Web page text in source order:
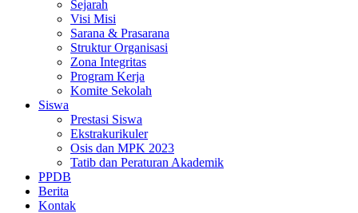
Sejarah
Visi Misi
Sarana & Prasarana
Struktur Organisasi
Zona Integritas
Program Kerja
Komite Sekolah
Siswa
Prestasi Siswa
Ekstrakurikuler
Osis dan MPK 2023
Tatib dan Peraturan Akademik
PPDB
Berita
Kontak